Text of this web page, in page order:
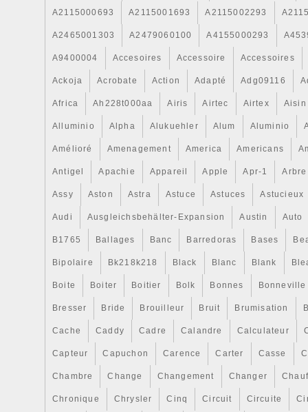
A2115000693 A2115001693 A2115002293
A2465001303 A2479060100 A4155000293
A9400004 Accesoires Accessoire Accessoires
Ackoja Acrobate Action Adapté Adg09116
Africa Ah228t000aa Airis Airtec Airtex Aisin
Alluminio Alpha Alukuehler Alum Aluminio
Amélioré Amenagement America Americans
Antigel Apachie Appareil Apple Apr-1 Arbre
Assy Aston Astra Astuce Astuces Astucieux
Audi Ausgleichsbehälter-Expansion Austin Auto
B1765 Ballages Banc Barredoras Bases
Bipolaire Bk218k218 Black Blanc Blank
Boite Boiter Boitier Bolk Bonnes Bonneville
Bresser Bride Brouilleur Bruit Brumisation
Cache Caddy Cadre Calandre Calculateur
Capteur Capuchon Carence Carter Casse
Chambre Change Changement Changer
Chronique Chrysler Cinq Circuit Circuite